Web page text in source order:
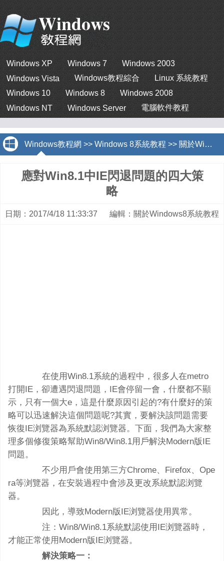
Windows XP Windows 7
Windows 2003
Windows Vista
Windows教程綜合
Linux 系統教程
Windows 10
Windows 8
Windows 2008
Windows NT
Windows Server 電腦軟件教程
Windows教程網 >> Windows 8系統教程 >> 關於Windows8系統教程
應對Win8.1中IE閃退問題的四大策
略
日期：2017/4/18 11:33:37 編輯：關於Windows8系統教程
在使用Win8.1系統的過程中，很多人在metro
打開IE，卻遭遇閃退問題，IE會停留一會，什麼都不顯
示，只有一個大e，這是什麼原因引起的?有什麼好的策
略可以迅速解決這個問題呢?其實，要解決該問題需要
恢復IE浏覽器為系統默認浏覽器。下面，我們為大家整
理多個修復策略幫助Win8/Win8.1用戶解決Modern版IE
問題。
不少用戶會使用第三方Chrome、Firefox、Ope
ra等浏覽器，在安裝過程中會涉及更改系統默認浏覽
器。
因此，導致Modern版IE浏覽器使用異常。
注：Win8/Win8.1系統默認使用IE浏覽器時，
才能正常使用Modern版IE浏覽器。
解決策略一：